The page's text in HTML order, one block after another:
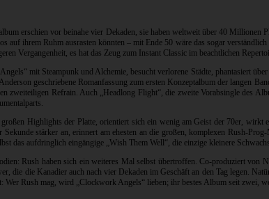
erschien vor beinahe vier Dekaden, sie haben weltweit über 40
auf ihrem Ruhm ausrasten könnten – mit Ende 50 wäre das sogar
Vergangenheit, es hat das Zeug zum Instant Classic im beachtlichen
mit Steampunk und Alchemie, besucht verlorene Städte, phantasiert
geschriebene Romanfassung zum ersten Konzeptalbum der langen
zweiteiligen Refrain. Auch „Headlong Flight“, die zweite Vorabsingle
Highlights der Platte, orientiert sich ein wenig am Geist der 70er,
stärker an, erinnert am ehesten an die großen, komplexen Rush-
das aufdringlich eingängige „Wish Them Well“, die einzige kleinere
Rush haben sich ein weiteres Mal selbst übertroffen. Co-produziert
die die Kanadier auch nach vier Dekaden im Geschäft an den Tag legen.
Rush mag, wird „Clockwork Angels“ lieben; ihr bestes Album seit zwei,